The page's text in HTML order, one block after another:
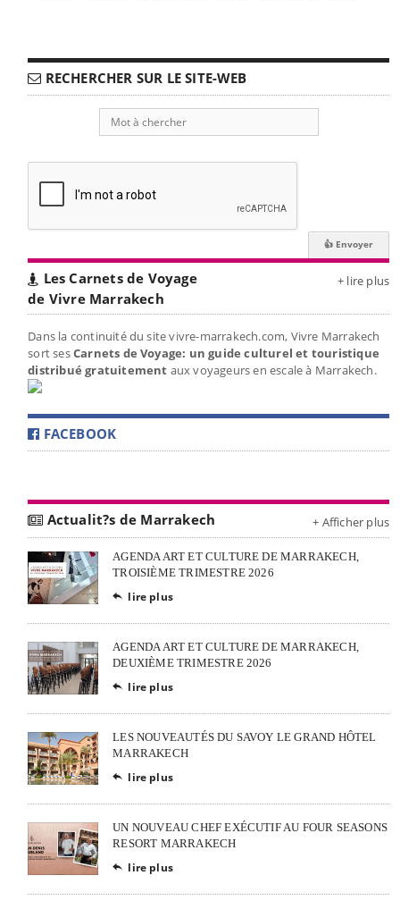
RECHERCHER SUR LE SITE-WEB
Les Carnets de Voyage
de Vivre Marrakech
+ lire plus
Dans la continuité du site vivre-marrakech.com, Vivre Marrakech
sort sesCarnets de Voyage: un guide culturel et touristique
distribué gratuitement aux voyageurs en escale à Marrakech.
FACEBOOK
Actualit?s de Marrakech + Afficher plus
AGENDA ART ET CULTURE DE MARRAKECH,
TROISIÈME TRIMESTRE 2026
 lire plus
AGENDA ART ET CULTURE DE MARRAKECH,
DEUXIÈME TRIMESTRE 2026
 lire plus
LES NOUVEAUTÉS DU SAVOY LE GRAND HÔTEL
MARRAKECH
 lire plus
UN NOUVEAU CHEF EXÉCUTIF AU FOUR SEASONS
RESORT MARRAKECH
 lire plus